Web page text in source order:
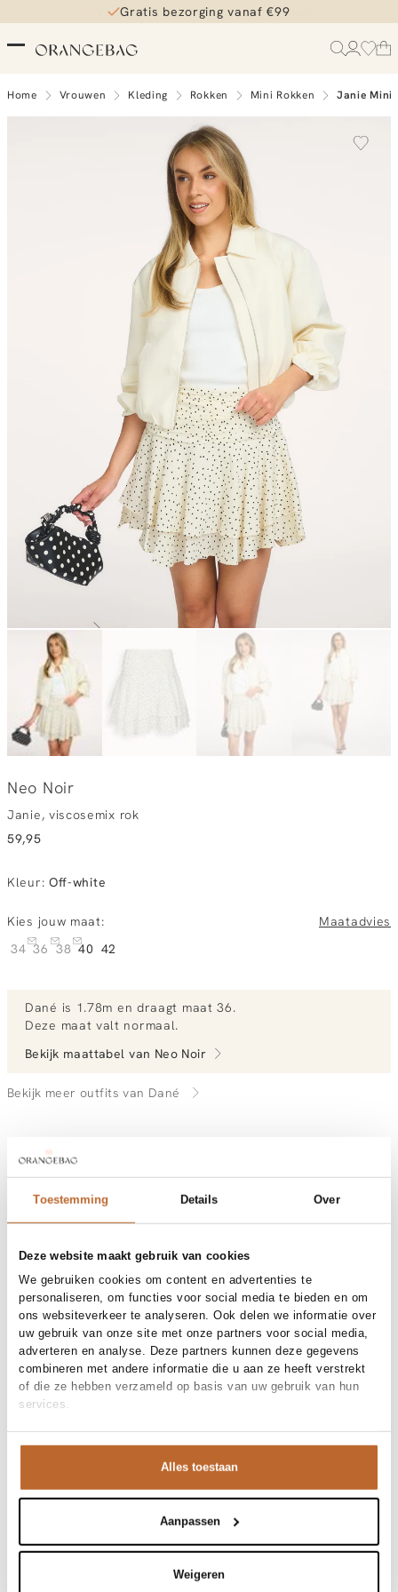
Toestemming Details Over
Deze website maakt gebruik van cookies
We gebruiken cookies om content en advertenties te
personaliseren, om functies voor social media te bieden en om
ons websiteverkeer te analyseren. Ook delen we informatie over
uw gebruik van onze site met onze partners voor social media,
adverteren en analyse. Deze partners kunnen deze gegevens
combineren met andere informatie die u aan ze heeft verstrekt
of die ze hebben verzameld op basis van uw gebruik van hun
services.
Alles toestaan
Aanpassen
Weigeren
Gratis bezorging vanaf €99
Home Vrouwen Kleding Rokken Mini Rokken Janie Mini
Neo Noir
Janie, viscosemix rok
59,95
Kleur: Off-white
Kies jouw maat:
Maatadvies
34 36 38 40 42
Dané is 1.78m en draagt maat 36.
Deze maat valt normaal.
Bekijk maattabel van Neo Noir
Bekijk meer outfits van Dané
Vandaag besteld, morgen in huis
Gratis bezorging vanaf €99
30 dagen bedenktijd
Fabric
100% Cotton
Materiaal
Viscose
Reiniging
30°C machine wash
Maat en pasvorm
Maatadvies
Deze maat valt normaal
Pasvorm
Losvallend
Taillehoogte
High waist
Maat model
Productdetails
Merk
Neo Noir
Merk-artikelnummer
Variantnummer
121
Off White
00033284
Patroon
Niet gevoerd
Verzenden en retour
Bij Orangebag ontvang je gratis verzending vanaf €99. Alle
bestellingen worden verzonden met een track & trace-code,
uur op werkdagen? Dan wordt je pakket vandaag nog
Vragen of hulp nodig?
het plaatsen van een bestelling? Onze klantenservice staat
Shop the look
zomerfavoriet. De gesmokte taille zorgt voor een
prachtige pasvorm en de speelse laagjes geven het item